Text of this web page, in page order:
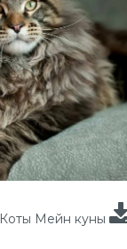
Коты Мейн куны